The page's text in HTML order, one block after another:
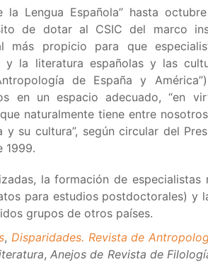
la Lengua Española” hasta
de dotar al CSIC del marco
más propicio para que
y la literatura españolas y las
de España y
en un espacio adecuado, “en
naturalmente tiene entre
y su cultura”, según circular del
1999.
la formación de especialistas
para estudios postdoctorales) y
grupos de otros países.
, Disparidades. Revista de
,Anejos de Revista de